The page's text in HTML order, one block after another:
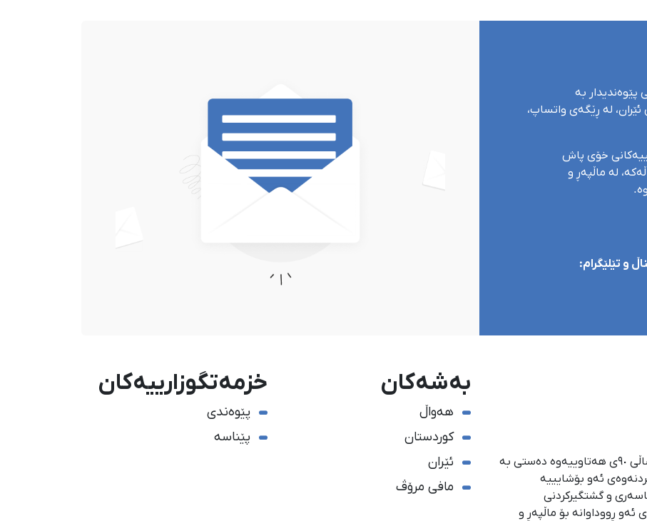
پێوەندیدار بە
لە ڕێگەی واتساپ،
خۆی پاش
لە ماڵپەڕ و
و تێلێگرام:
ئاژانسی هەواڵدەریی کوردستان، لە ١ی گەلاوێژی ساڵی ٩٠ی هەتاوییەوە دەستی بە
ئەو بۆشایییە
و گشتگیركردنی
ڕووداوانە بۆ ماڵپەڕ و
بەشەکان
هەواڵ
کوردستان
ئێران
مافی مرۆڤ
خزمەتگوزارییەکان
پێوەندی
پێناسە